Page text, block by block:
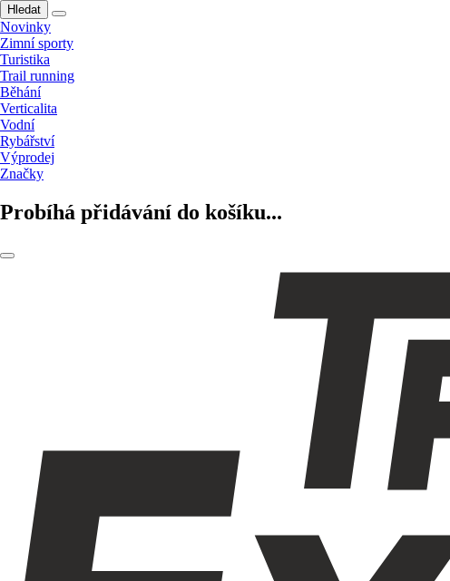
Hledat
Novinky
Zimní sporty
Turistika
Trail running
Běhání
Verticalita
Vodní
Rybářství
Výprodej
Značky
Probíhá přidávání do košíku...